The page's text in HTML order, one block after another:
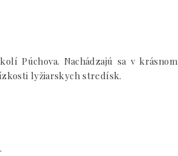
Púchova. Nachádzajú sa v krásnom
lyžiarskych stredísk.